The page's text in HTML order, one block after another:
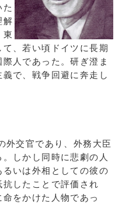
た
解
東
、若い頃ドイツに長期
人であった。研ぎ澄ま
で、戦争回避に奔走し
交官であり、外務大臣
しかし同時に悲劇の人
いは外相としての彼の
したことで評価され
をかけた人物であっ